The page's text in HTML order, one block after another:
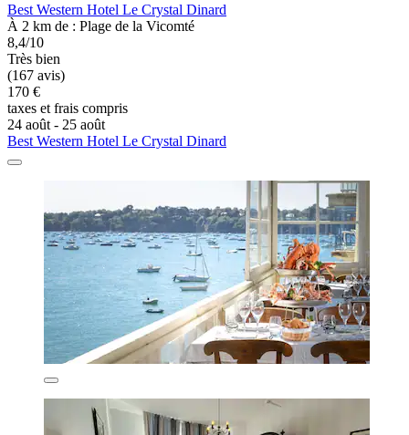
Best Western Hotel Le Crystal Dinard
À 2 km de : Plage de la Vicomté
8,4/10
Très bien
(167 avis)
170 €
taxes et frais compris
24 août - 25 août
Best Western Hotel Le Crystal Dinard